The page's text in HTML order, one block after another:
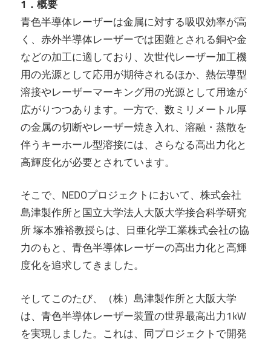
1．概要
青色半導体レーザーは金属に対する吸収効率が高
く、赤外半導体レーザーでは困難とされる銅や金
などの加工に適しており、次世代レーザー加工機
用の光源として応用が期待されるほか、熱伝導型
溶接やレーザーマーキング用の光源として用途が
広がりつつあります。一方で、数ミリメートル厚
の金属の切断やレーザー焼き入れ、溶融・蒸散を
伴うキーホール型溶接には、さらなる高出力化と
高輝度化が必要とされています。
そこで、NEDOプロジェクトにおいて、株式会社
島津製作所と国立大学法人大阪大学接合科学研究
所 塚本雅裕教授らは、日亜化学工業株式会社の協
力のもと、青色半導体レーザーの高出力化と高輝
度化を追求してきました。
そしてこのたび、（株）島津製作所と大阪大学
は、青色半導体レーザー装置の世界最高出力1kW
を実現しました。これは、同プロジェクトで開発